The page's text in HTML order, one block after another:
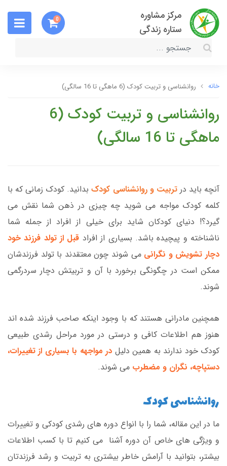
مرکز مشاوره
ستاره زندگی
0
خانه روانشناسی و تربیت کودک (6 ماهگی تا 16 سالگی)
روانشناسی و تربیت کودک (6
ماهگی تا 16 سالگی)
آنچه باید درتربیت و روانشناسی کودکبدانید. کودک زمانی که با
کلمه کودک مواجه می شوید چه چیزی در ذهن شما نقش می
گیرد؟! دنیای کودکان شاید برای خیلی از افراد از جمله شما
ناشناخته و پیچیده باشد. بسیاری از افراد قبل از تولد فرزند خود
دچار تشویش و نگرانیمی شوند چون معتقدند با تولد فرزندشان
ممکن است در چگونگی برخورد با آن و تربیتش دچار سردرگمی
شوند.
همچنین مادرانی هستند که با وجود اینکه صاحب فرزند شده اند
هنوز هم اطلاعات کافی و درستی در مورد مراحل رشدی طبیعی
کودک خود ندارند به همین دلیل در مواجهه با بسیاری از تغییرات،
دستپاچه، نگران و مضطرب می شوند.
روانشناسی کودک
ما در این مقاله، شما را با انواع دوره های رشدی کودکی و تغییرات
و ویژگی های خاص آن دوره آشنا می کنیم تا با کسب اطلاعات
بیشتر، بتوانید با آرامش خاطر بیشتری به تربیت و رشد فرزندتان